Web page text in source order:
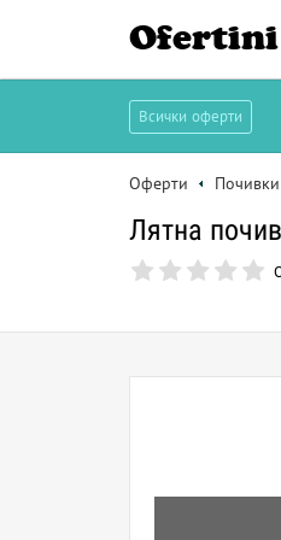
Ofertini
Всички оферти
Оферти
Лятна